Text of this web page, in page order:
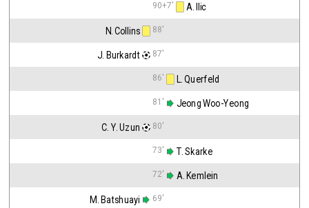
90+7' A. Ilic
N. Collins 88'
J. Burkardt 87'
86' L. Querfeld
81' Jeong Woo-Yeong
C. Y. Uzun 80'
73' T. Skarke
72' A. Kemlein
M. Batshuayi 69'